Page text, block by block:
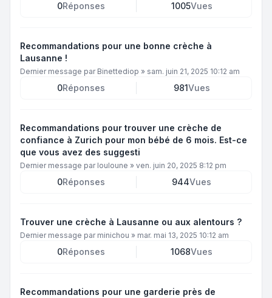
0Réponses 1005Vues
Recommandations pour une bonne crèche à
Lausanne !
Dernier message par Binettediop » sam. juin 21, 2025 10:12 am
0Réponses 981Vues
Recommandations pour trouver une crèche de
confiance à Zurich pour mon bébé de 6 mois. Est-ce
que vous avez des suggesti
Dernier message par louloune » ven. juin 20, 2025 8:12 pm
0Réponses 944Vues
Trouver une crèche à Lausanne ou aux alentours ?
Dernier message par minichou » mar. mai 13, 2025 10:12 am
0Réponses 1068Vues
Recommandations pour une garderie près de